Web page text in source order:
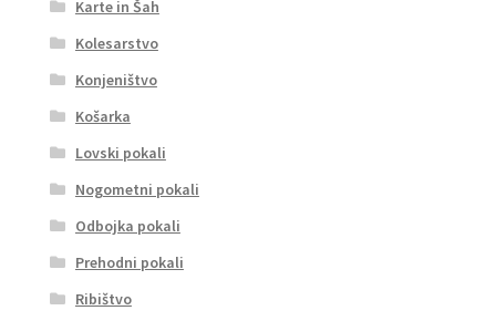
Karte in Šah
Kolesarstvo
Konjeništvo
Košarka
Lovski pokali
Nogometni pokali
Odbojka pokali
Prehodni pokali
Ribištvo